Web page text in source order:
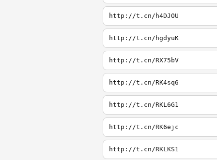
http://t.cn/h4DJOU
http://t.cn/hgdyuK
http://t.cn/RX75bV
http://t.cn/RK4sq6
http://t.cn/RKL6G1
http://t.cn/RK6ejc
http://t.cn/RKLKS1